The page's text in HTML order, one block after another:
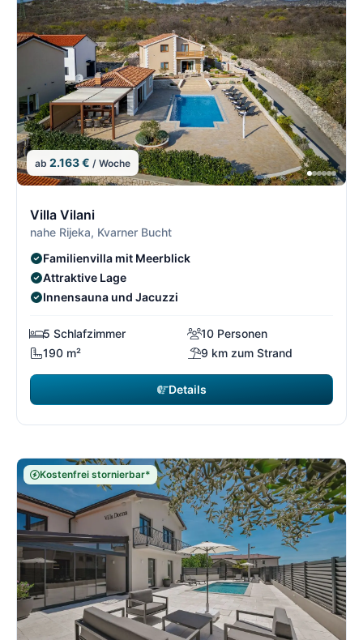
ab 2.163 € / Woche
Villa Vilani
nahe Rijeka, Kvarner Bucht
Familienvilla mit Meerblick
Attraktive Lage
Innensauna und Jacuzzi
5 Schlafzimmer
10 Personen
190 m²
9 km zum Strand
Details
Kostenfrei stornierbar*